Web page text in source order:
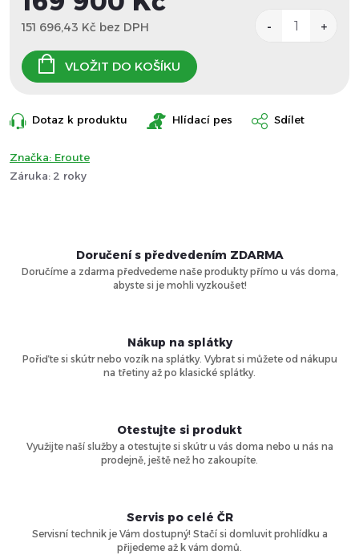
151 696,43 Kč bez DPH
cena:
VLOŽIT DO KOŠÍKU
Dotaz k produktu Hlídací pes Sdílet
Značka: Eroute
Záruka: 2 roky
Doručení s předvedením ZDARMA
Doručíme a zdarma předvedeme naše produkty přímo u vás doma,
abyste si je mohli vyzkoušet!
Nákup na splátky
Pořiďte si skútr nebo vozík na splátky. Vybrat si můžete od nákupu
na třetiny až po klasické splátky.
Otestujte si produkt
Využijte naší služby a otestujte si skútr u vás doma nebo u nás na
prodejně, ještě než ho zakoupíte.
Servis po celé ČR
Servisní technik je Vám dostupný! Stačí si domluvit prohlídku a
přijedeme až k vám domů.